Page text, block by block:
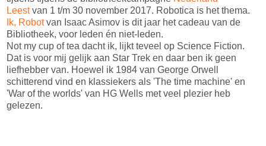
Leestvan 1 t/m 30 november 2017. Robotica is het thema.
Ik, Robotvan Isaac Asimov is dit jaar het cadeau van de
Bibliotheek, voor leden én niet-leden.
Not my cup of tea dacht ik, lijkt teveel op Science Fiction.
Dat is voor mij gelijk aan Star Trek en daar ben ik geen
liefhebber van. Hoewel ik 1984 van George Orwell
schitterend vind en klassiekers als 'The time machine' en
'War of the worlds' van HG Wells met veel plezier heb
gelezen.